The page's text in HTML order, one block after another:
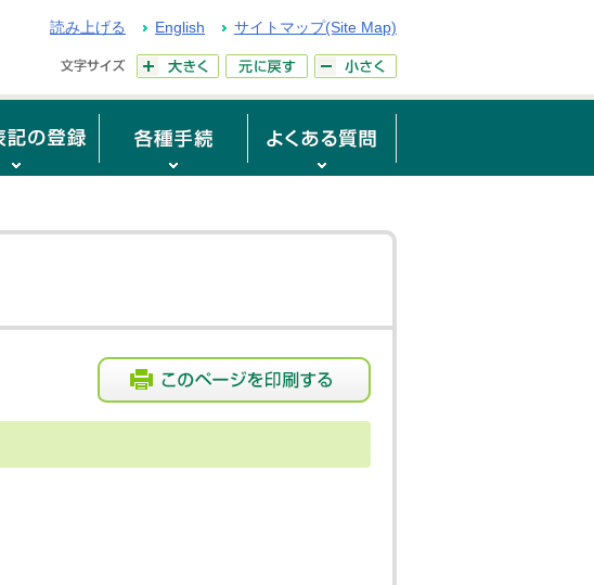
読み上げる English サイトマップ(Site Map)